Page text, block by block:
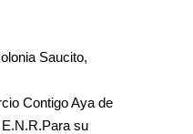
Saucito,
Contigo Aya de
su